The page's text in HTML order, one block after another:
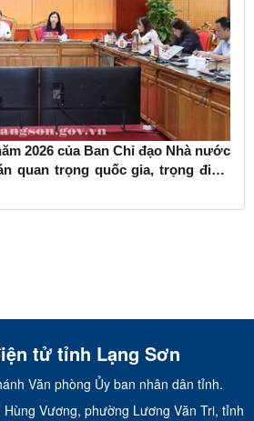
2026 của Ban Chỉ đạo Nhà nước
quan trọng quốc gia, trọng điểm
tử tỉnh Lạng Sơn
Văn phòng Ủy ban nhân dân tỉnh.
Vương, phường Lương Văn Tri, tỉnh